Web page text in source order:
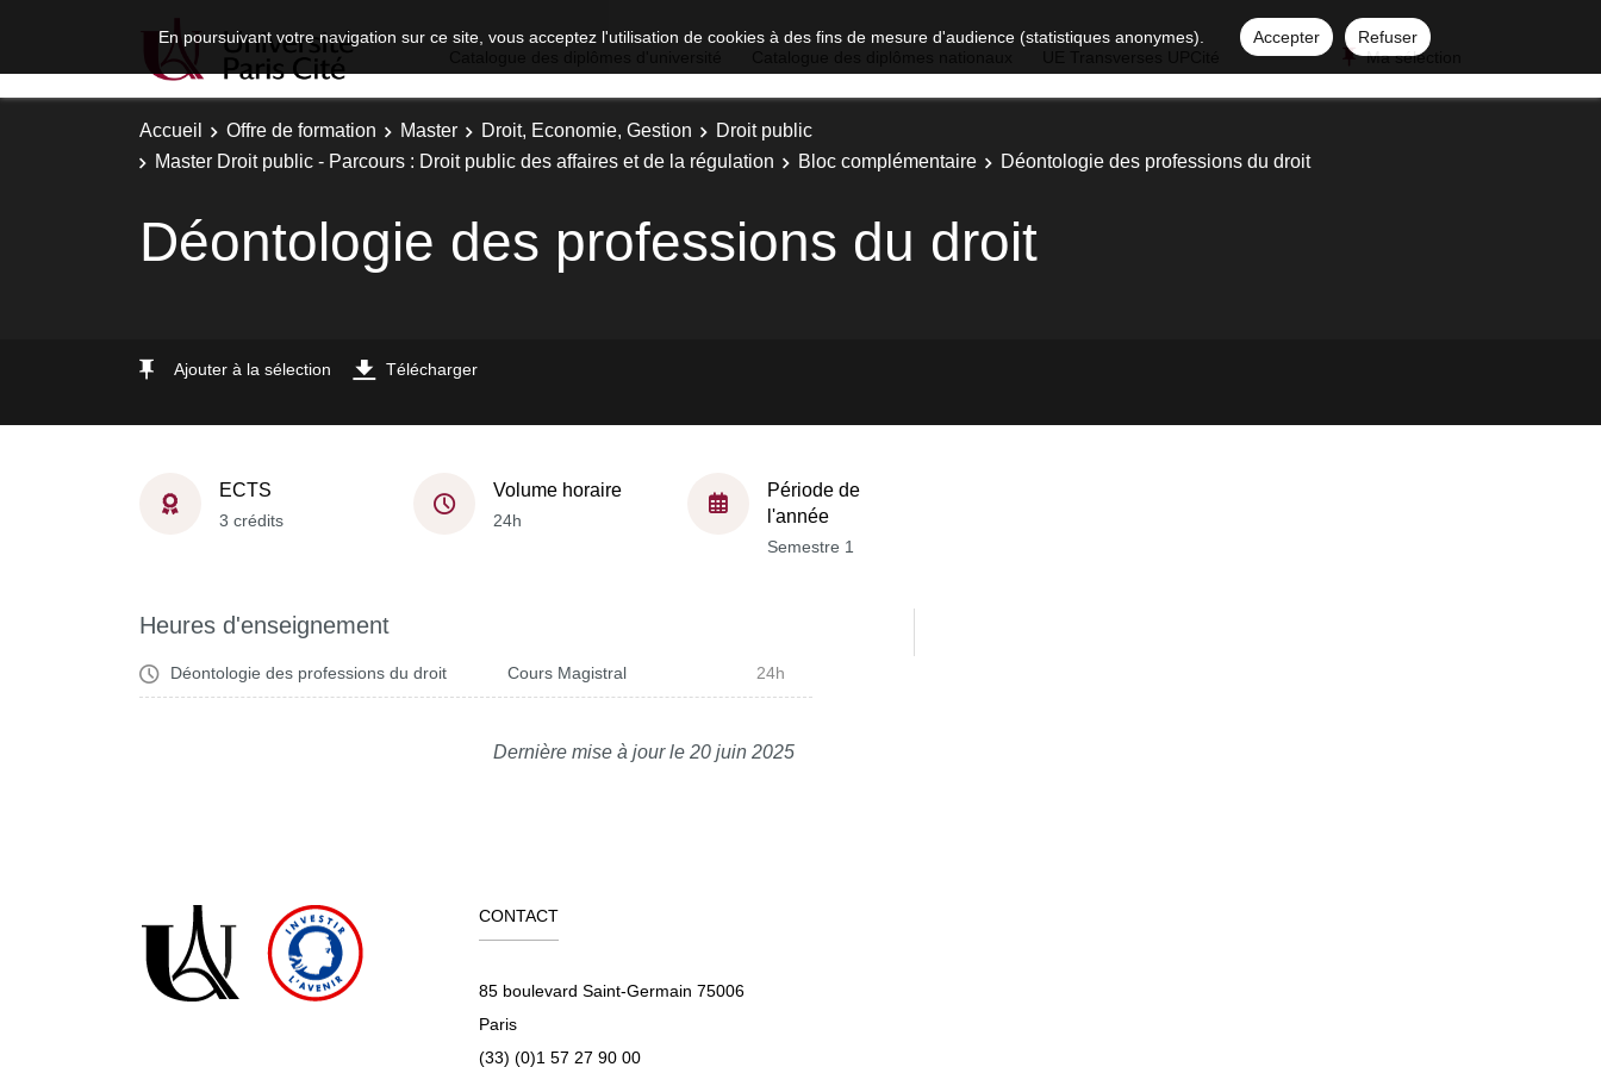
En poursuivant votre navigation sur ce site, vous acceptez l'utilisation de cookies à des fins de mesure d'audience (statistiques anonymes). Accepter
Refuser
Ma sélection
Accueil Offre de formation Master Droit, Economie, Gestion
Droit public
Master Droit public - Parcours : Droit public des affaires et de la régulation
Bloc complémentaire Déontologie des professions du droit
Déontologie des professions du droit
Ajouter à la sélection Télécharger
ECTS
3 crédits
Volume horaire
24h
Période de
l'année
Semestre 1
Heures d'enseignement
Déontologie des professions du droit Cours Magistral 24h
Dernière mise à jour le 20 juin 2025
CONTACT
85 boulevard Saint-Germain 75006
Paris
(33) (0)1 57 27 90 00